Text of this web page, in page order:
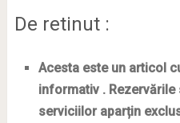
De retinut :
Acesta este un articol
informativ .
serviciilor aparțin